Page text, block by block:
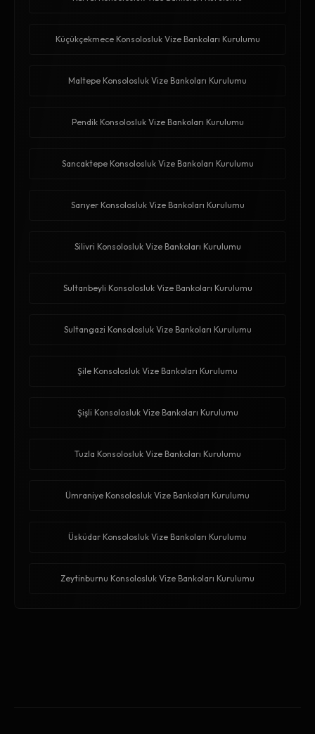
Küçükçekmece Konsolosluk Vize Bankoları Kurulumu
Maltepe Konsolosluk Vize Bankoları Kurulumu
Pendik Konsolosluk Vize Bankoları Kurulumu
Sancaktepe Konsolosluk Vize Bankoları Kurulumu
Sarıyer Konsolosluk Vize Bankoları Kurulumu
Silivri Konsolosluk Vize Bankoları Kurulumu
Sultanbeyli Konsolosluk Vize Bankoları Kurulumu
Sultangazi Konsolosluk Vize Bankoları Kurulumu
Şile Konsolosluk Vize Bankoları Kurulumu
Şişli Konsolosluk Vize Bankoları Kurulumu
Tuzla Konsolosluk Vize Bankoları Kurulumu
Ümraniye Konsolosluk Vize Bankoları Kurulumu
Üsküdar Konsolosluk Vize Bankoları Kurulumu
Zeytinburnu Konsolosluk Vize Bankoları Kurulumu